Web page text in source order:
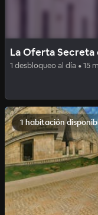
Hotel Sureño
La Oferta Secreta
1 desbloqueo al día • 15
1 habitación